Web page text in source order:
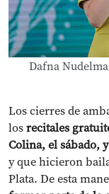
Dafna
Los cierres de
losrecitales
Colina, el sábado,
y que hicieron
Plata. De esta